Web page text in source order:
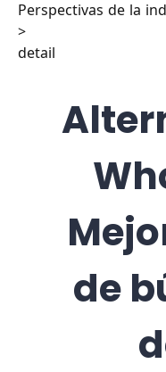
Perspectivas de la
>
detail
de